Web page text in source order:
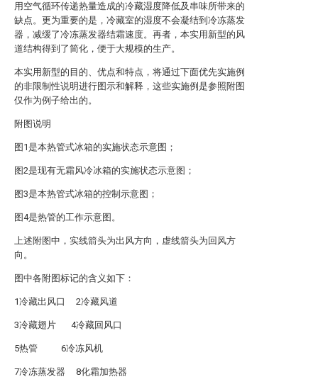
用空气循环传递热量造成的冷藏湿度降低及串味所带来的
缺点。更为重要的是，冷藏室的湿度不会凝结到冷冻蒸发
器，减缓了冷冻蒸发器结霜速度。再者，本实用新型的风
道结构得到了简化，便于大规模的生产。
本实用新型的目的、优点和特点，将通过下面优先实施例
的非限制性说明进行图示和解释，这些实施例是参照附图
仅作为例子给出的。
附图说明
图1是本热管式冰箱的实施状态示意图；
图2是现有无霜风冷冰箱的实施状态示意图；
图3是本热管式冰箱的控制示意图；
图4是热管的工作示意图。
上述附图中，实线箭头为出风方向，虚线箭头为回风方
向。
图中各附图标记的含义如下：
1冷藏出风口 2冷藏风道
3冷藏翅片 4冷藏回风口
5热管 6冷冻风机
7冷冻蒸发器 8化霜加热器